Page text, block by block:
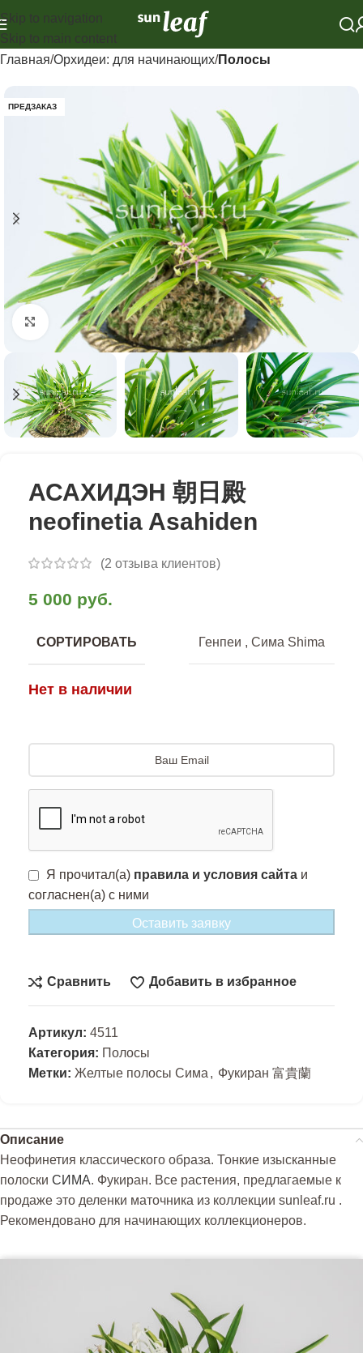
Skip to navigation
Skip to main content
Главная Орхидеи: для начинающих Полосы
ПРЕДЗАКАЗ
Click to enlarge
АСАХИДЭН 朝日殿
neofinetia Asahiden
(2 отзыва клиентов)
5 000 руб.
СОРТИРОВАТЬ Генпеи , Сима Shima
Нет в наличии
Я прочитал(а) правила и условия сайта и
согласнен(а) с ними
Оставить заявку
Сравнить Добавить в избранное
Артикул: 4511
Категория: Полосы
Метки: Желтые полосы Сима , Фукиран 富貴蘭
Описание
Неофинетия классического образа. Тонкие изысканные
полоски СИМА. Фукиран. Все растения, предлагаемые к
продаже это деленки маточника из коллекции sunleaf.ru .
Рекомендовано для начинающих коллекционеров.